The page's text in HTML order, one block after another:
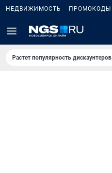
НЕДВИЖИМОСТЬ ПРОМОКОДЫ
Растет популярность дискаунтеров